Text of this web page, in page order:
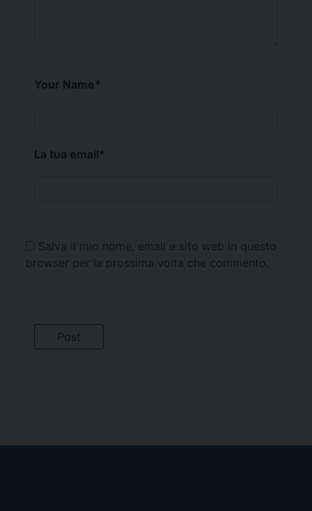
Your Name*
La tua email*
Salva il mio nome, email e sito web in questo
browser per la prossima volta che commento.